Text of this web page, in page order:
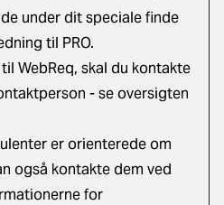
under dit speciale finde
til PRO.
WebReq, skal du kontakte
-se oversigten
er orienterede om
også kontakte dem ved
for